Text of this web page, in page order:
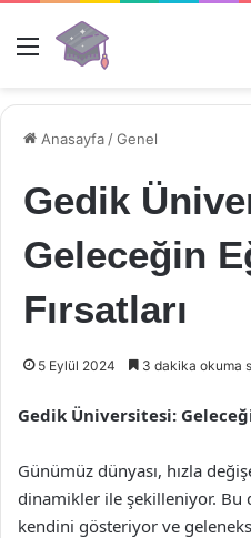
Menü
Anasayfa /Genel
Gedik
Geleceğin
Fırsatları
5 Eylül 2024 3 dakika okuma
Gedik Üniversitesi:
Günümüz dünyası, hızla
dinamikler ile şekilleniyor. Bu
kendini gösteriyor ve